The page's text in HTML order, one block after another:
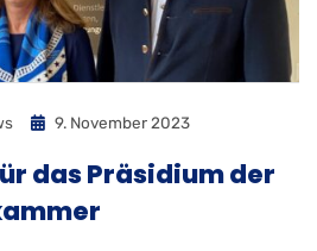
9. November 2023
das Präsidium der